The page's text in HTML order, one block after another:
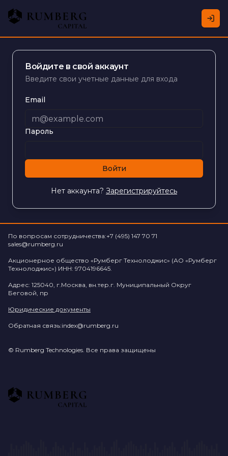
Войдите в свой аккаунт
Введите свои учетные данные для входа
Email
Пароль
Войти
Нет аккаунта? Зарегистрируйтесь
По вопросам сотрудничества:+7 (495) 147 70 71
sales@rumberg.ru
Акционерное общество «Румберг Технолоджис» (АО «Румберг
Технолоджис») ИНН: 9704196645.
Адрес: 125040, г.Москва, вн.тер.г. Муниципальный Округ
Беговой, пр
Юридические документы
Обратная связь:index@rumberg.ru
© Rumberg Technologies. Все права защищены